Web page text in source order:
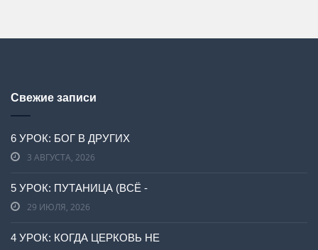
Свежие записи
6 УРОК: БОГ В ДРУГИХ
3 АВГУСТА, 2026
5 УРОК: ПУТАНИЦА (ВСЁ -
29 ИЮЛЯ, 2026
4 УРОК: КОГДА ЦЕРКОВЬ НЕ